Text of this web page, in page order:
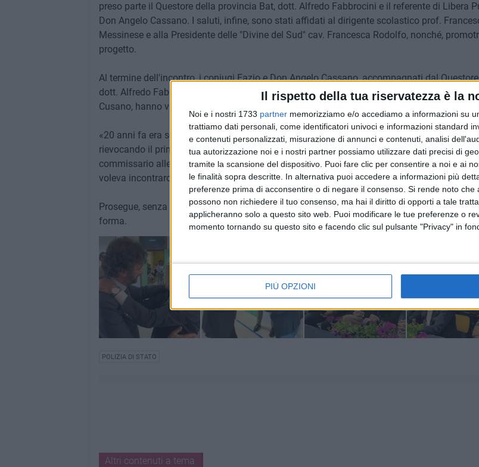
Il rispetto della tua riservatezza è la
Noi e i nostri 1733 partner memorizziamo e/o accediamo a informazioni su
trattiamo dati personali, come identificatori univoci e informazioni standard
e contenuti personalizzati, misurazione di annunci e contenuti, analisi
tua autorizzazione noi e i nostri partner possiamo utilizzare dati precisi di
tramite la scansione del dispositivo. Puoi fare clic per consentire a noi e ai
le finalità sopra descritte. In alternativa puoi accedere a informazioni più
preferenze prima di acconsentire o di negare il consenso. Si rende noto che
possono non richiedere il tuo consenso, ma hai il diritto di opporti a tale
applicheranno solo a questo sito web. Puoi modificare le tue preferenze o
momento tornando su questo sito e facendo clic sul pulsante "Privacy" in
PIÙ OPZIONI
preso parte il Questore della provincia Bat, dott. Alfredo Fabbrocini e il referente di Libera
Don Angelo Cassano. I saluti, infine, sono stati affidati al dirigente scolastico prof.
Messinese e alla Presidente delle "Divine del Sud" cav. Francesca Rodolfo, nonché,
progetto.
Al termine dell'incontro, i coniugi Fazio e Don Angelo Cassano, accompagnati dal Questore
dott. Alfredo Fabbrocini, e dal Dirigente del Commissariato di Ps di Barletta, dott. Pasquale
Cusano, hanno visitato "La Stanza Divina" presso predetto presidio di Pubblica Sicurezza.
«20 anni fa era solo un commissario di polizia, adesso è questore - ha riferito Pinuccio
rievocando il primo incontro con Fabbrocini - Ricordo tutto di quel giorno. Era il 20 maggio
commissario alle sette meno un quarto del mattino venne e a casa per dirci che il questore
voleva incontrarci perché avevano arrestato gli autori del delitto di mio figlio Michele».
Prosegue, senza sosta, l'impegno della Polizia di Stato a tutela della legalità, intesa in
forma.
POLIZIA DI STATO
Altri contenuti a tema